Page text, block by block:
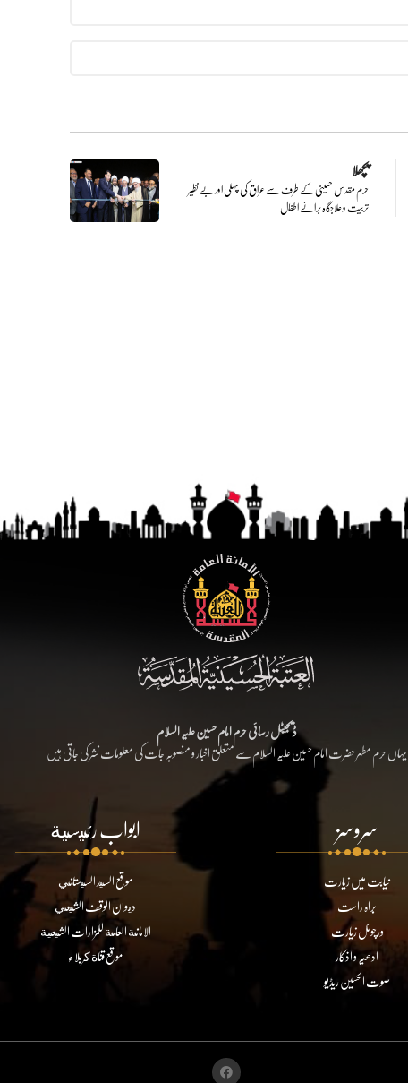
پچھلا
حرم مقدس حسینی کے طرف سے عراق کی پہلی اور بے نظیر
تربیت و علاجگاہ برائے اطفال
ڈیجیٹل رسائی حرم امام حسین علیہ السلام
یہاں حرم مطہر حضرت امام حسین علیہ السلام سے متعلق اخبار و منصوبہ جات کی معلومات نشر کی جاتی ہیں
سروسز
نیابت میں زیارت
براہ راست
ورچوئل زیارت
ادعیہ و اذکار
صوت الحسین ریڈیو
ابواب رئيسية
موقع السيد السيستاني
ديوان الوقف الشيعي
الامانة العامة للمزارات الشيعية
موقع قناة كربلاء